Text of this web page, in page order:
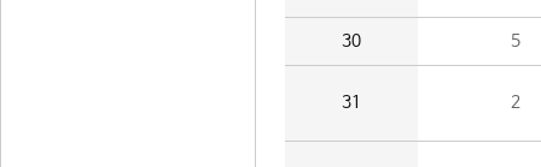
30 5
31 2